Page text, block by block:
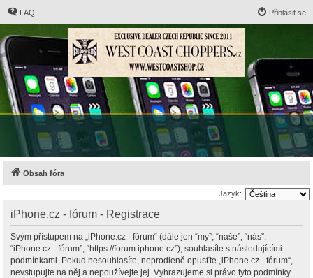
FAQ Přihlásit se
Obsah fóra
Jazyk:
iPhone.cz - fórum - Registrace
Svým přístupem na „iPhone.cz - fórum“ (dále jen “my”, “naše”, “nás”,
“iPhone.cz - fórum”, “https://forum.iphone.cz”), souhlasíte s následujícími
podmínkami. Pokud nesouhlasíte, neprodleně opusťte „iPhone.cz - fórum“,
nevstupujte na něj a nepoužívejte jej. Vyhrazujeme si právo tyto podmínky